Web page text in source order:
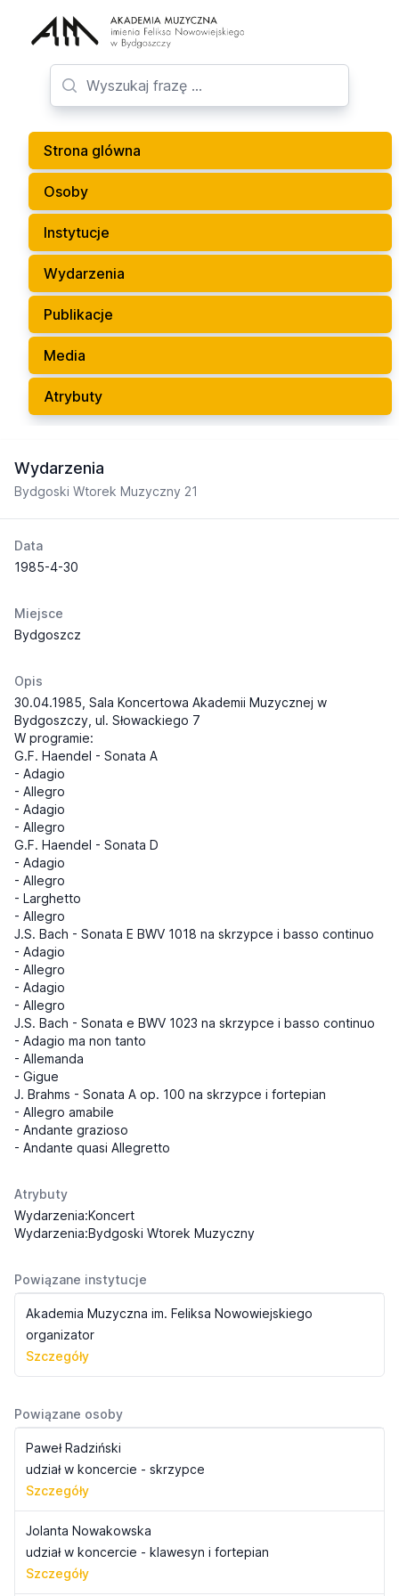
Strona glówna
Osoby
Instytucje
Wydarzenia
Publikacje
Media
Atrybuty
Wydarzenia
Bydgoski Wtorek Muzyczny 21
Data
1985-4-30
Miejsce
Bydgoszcz
Opis
30.04.1985, Sala Koncertowa Akademii Muzycznej w
Bydgoszczy, ul. Słowackiego 7
W programie:
G.F. Haendel - Sonata A
- Adagio
- Allegro
- Adagio
- Allegro
G.F. Haendel - Sonata D
- Adagio
- Allegro
- Larghetto
- Allegro
J.S. Bach - Sonata E BWV 1018 na skrzypce i basso continuo
- Adagio
- Allegro
- Adagio
- Allegro
J.S. Bach - Sonata e BWV 1023 na skrzypce i basso continuo
- Adagio ma non tanto
- Allemanda
- Gigue
J. Brahms - Sonata A op. 100 na skrzypce i fortepian
- Allegro amabile
- Andante grazioso
- Andante quasi Allegretto
Atrybuty
Wydarzenia:Koncert
Wydarzenia:Bydgoski Wtorek Muzyczny
Powiązane instytucje
Akademia Muzyczna im. Feliksa Nowowiejskiego
organizator
Szczegóły
Powiązane osoby
Paweł Radziński
udział w koncercie - skrzypce
Szczegóły
Jolanta Nowakowska
udział w koncercie - klawesyn i fortepian
Szczegóły